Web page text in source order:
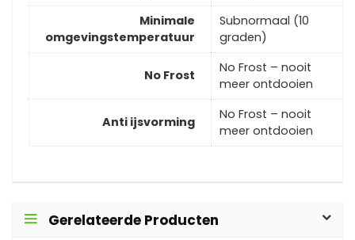
Minimale
omgevingstemperatuur
Subnormaal (10
graden)
No Frost
No Frost – nooit
meer ontdooien
Anti ijsvorming
No Frost – nooit
meer ontdooien
Gerelateerde Producten